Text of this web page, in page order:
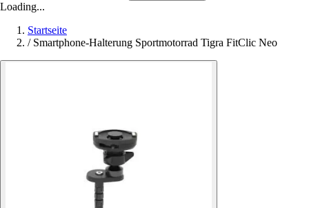
Loading...
Startseite
/ Smartphone-Halterung Sportmotorrad Tigra FitClic Neo